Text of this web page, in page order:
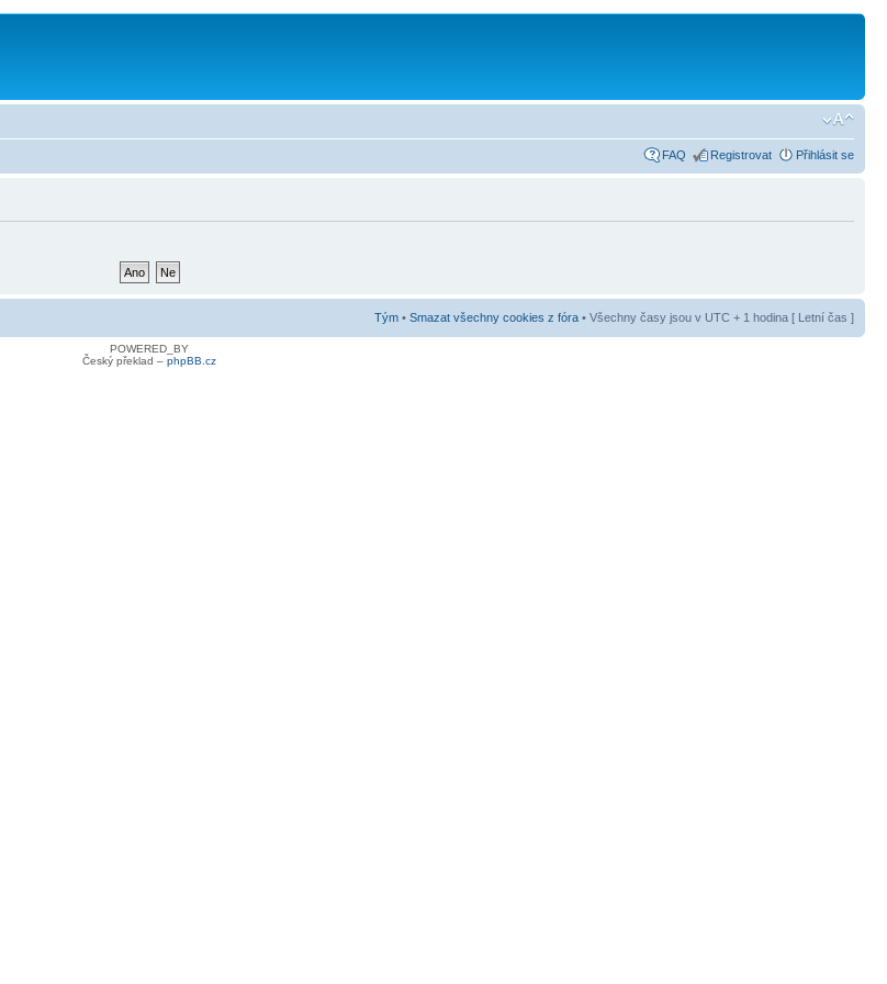
FAQ Registrovat Přihlásit se
Tým • Smazat všechny cookies z fóra • Všechny časy jsou v UTC + 1 hodina [ Letní čas ]
POWERED_BY
Český překlad – phpBB.cz